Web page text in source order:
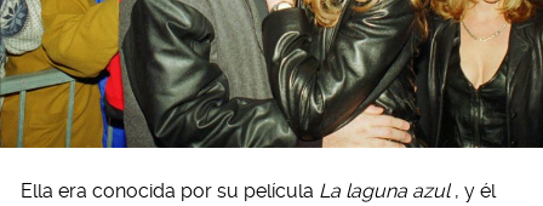
Ella era conocida por su película La laguna azul , y él